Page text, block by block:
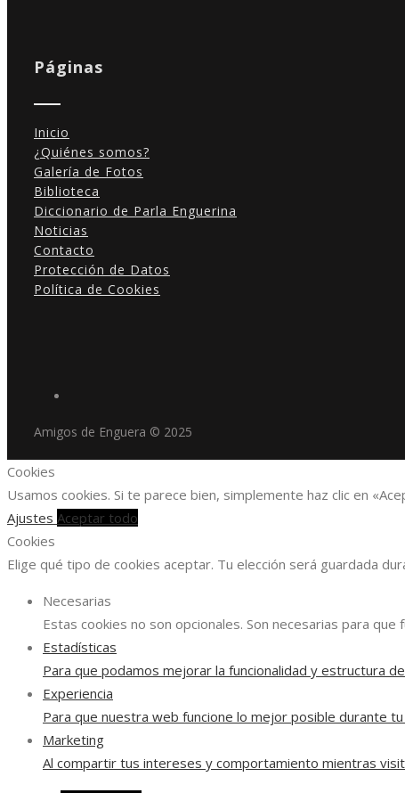
Páginas
Inicio
¿Quiénes somos?
Galería de Fotos
Biblioteca
Diccionario de Parla Enguerina
Noticias
Contacto
Protección de Datos
Política de Cookies
Amigos de Enguera © 2025
Cookies
Usamos cookies. Si te parece bien, simplemente haz clic en
Ajustes Aceptar todo
Cookies
Elige qué tipo de cookies aceptar. Tu elección será guardada
Necesarias
Estas cookies no son opcionales. Son necesarias para que
Estadísticas
Para que podamos mejorar la funcionalidad y estructura
Experiencia
Para que nuestra web funcione lo mejor posible durante
Marketing
Al compartir tus intereses y comportamiento mientras